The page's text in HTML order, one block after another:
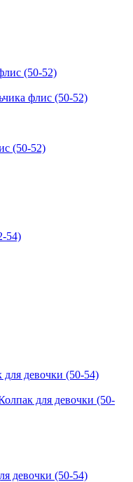
флис (50-52)
(50-52)
54)
для девочки (50-
девочки (50-54)